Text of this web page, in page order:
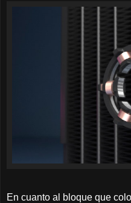
En cuanto al bloque que